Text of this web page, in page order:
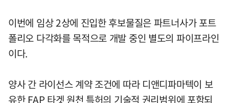
이번에 임상 2상에 진입한 후보물질은 파트너사가 포트
폴리오 다각화를 목적으로 개발 중인 별도의 파이프라인
이다.
양사 간 라이선스 계약 조건에 따라 디앤디파마텍이 보
유한 FAP 타겟 원천 특허의 기술적 권리범위에 포함되